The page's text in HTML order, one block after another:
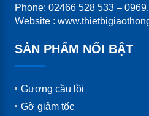
Vệ sinh bề mặt đường,
chuẩn (0.5 – 1m).
Trộn keo epoxy 2 thành
chuyên dụng.
Gắn đinh phản quang
Phone: 02466 528 533 –
Website :
SẢN PHẨM NỔI BẬT
Gương cầu lồi
Gờ giảm tốc